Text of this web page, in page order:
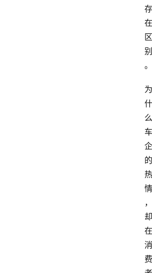
存
在
区
别
。
为
什
么
车
企
的
热
情
，
却
在
消
费